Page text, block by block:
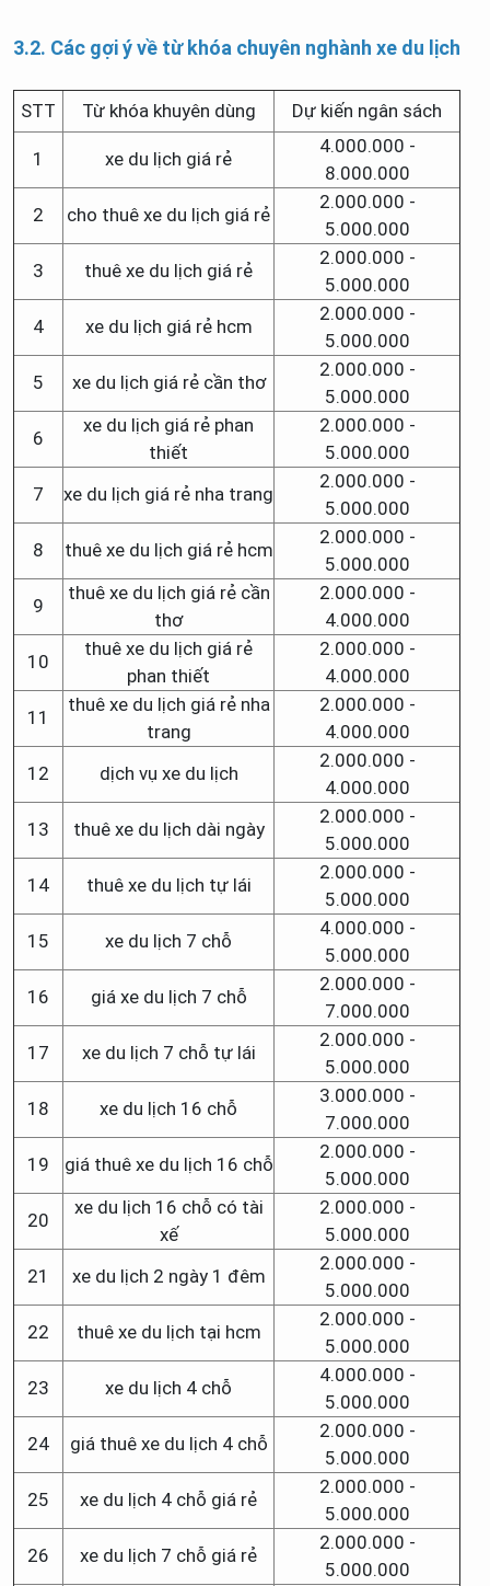
3.2. Các gợi ý về từ khóa chuyên nghành xe du lịch
STT Từ khóa khuyên dùng Dự kiến ngân sách
1 xe du lịch giá rẻ
4.000.000 -
8.000.000
2
cho thuê xe du lịch giá rẻ
2.000.000 -
5.000.000
3
thuê xe du lịch giá rẻ
2.000.000 -
5.000.000
4
xe du lịch giá rẻ hcm
2.000.000 -
5.000.000
5
xe du lịch giá rẻ cần thơ
2.000.000 -
5.000.000
6
xe du lịch giá rẻ phan
thiết
2.000.000 -
5.000.000
7
xe du lịch giá rẻ nha trang
2.000.000 -
5.000.000
8
thuê xe du lịch giá rẻ hcm
2.000.000 -
5.000.000
9
thuê xe du lịch giá rẻ cần
thơ
2.000.000 -
4.000.000
10
thuê xe du lịch giá rẻ
phan thiết
2.000.000 -
4.000.000
11
thuê xe du lịch giá rẻ nha
trang
2.000.000 -
4.000.000
12
dịch vụ xe du lịch
2.000.000 -
4.000.000
13
thuê xe du lịch dài ngày
2.000.000 -
5.000.000
14
thuê xe du lịch tự lái
2.000.000 -
5.000.000
15
xe du lịch 7 chỗ
4.000.000 -
5.000.000
16
giá xe du lịch 7 chỗ
2.000.000 -
7.000.000
17
xe du lịch 7 chỗ tự lái
2.000.000 -
5.000.000
18
xe du lịch 16 chỗ
3.000.000 -
7.000.000
19
giá thuê xe du lịch 16 chỗ
2.000.000 -
5.000.000
20
xe du lịch 16 chỗ có tài
xế
2.000.000 -
5.000.000
21
xe du lịch 2 ngày 1 đêm
2.000.000 -
5.000.000
22
thuê xe du lịch tại hcm
2.000.000 -
5.000.000
23
xe du lịch 4 chỗ
4.000.000 -
5.000.000
24
giá thuê xe du lịch 4 chỗ
2.000.000 -
5.000.000
25
xe du lịch 4 chỗ giá rẻ
2.000.000 -
5.000.000
26
xe du lịch 7 chỗ giá rẻ
2.000.000 -
5.000.000